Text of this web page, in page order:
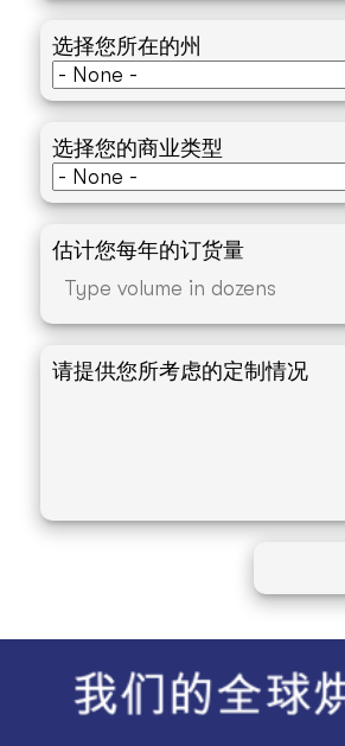
选择您所在的州
选择您的商业类型
估计您每年的订货量
请提供您所考虑的定制情况